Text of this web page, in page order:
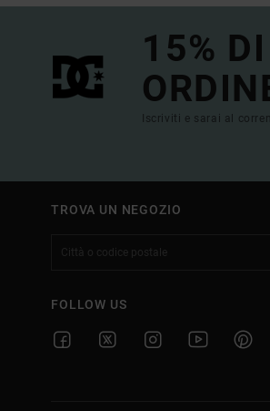
15%
Iscriviti e sarai al
TROVA UN NEGOZIO
FOLLOW US